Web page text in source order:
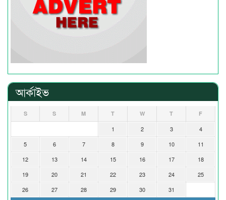
আর্কাইভ
S S M T W T F
1 2 3
4
5
6 7 8 9 10
11
12
13 14 15 16 17
18
19
20 21 22 23 24
25
26
27 28 29 30 31